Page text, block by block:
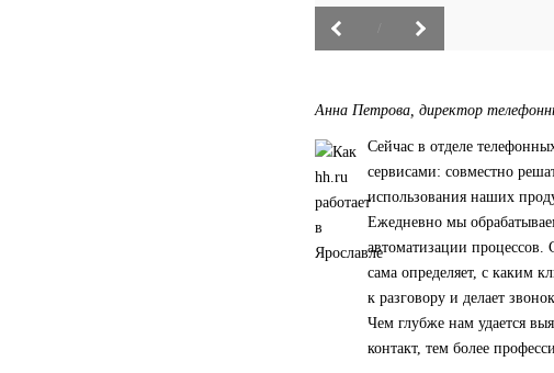
Анна Петрова, директор
Сейчас в отделе
сервисами: совместно
использования наших
Ежедневно мы
автоматизации
сама определяет, с каким
к разговору и делает звонок.
Чем глубже нам удается
контакт, тем более